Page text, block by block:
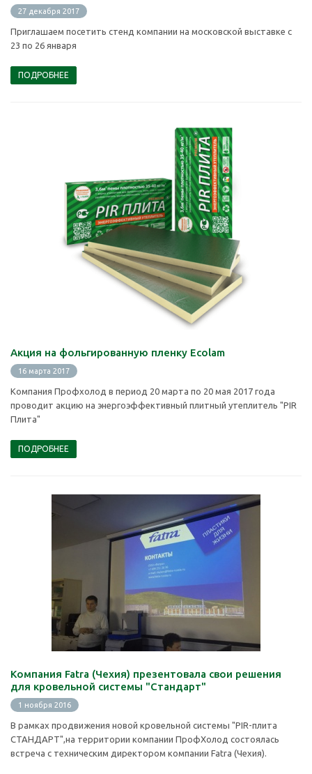
27 декабря 2017
Приглашаем посетить стенд компании на московской выставке с
23 по 26 января
ПОДРОБНЕЕ
Акция на фольгированную пленку Ecolam
16 марта 2017
Компания Профхолод в период 20 марта по 20 мая 2017 года
проводит акцию на энергоэффективный плитный утеплитель "PIR
Плита"
ПОДРОБНЕЕ
Компания Fatra (Чехия) презентовала свои решения
для кровельной системы "Стандарт"
1 ноября 2016
В рамках продвижения новой кровельной системы "PIR-плита
СТАНДАРТ",на территории компании ПрофХолод состоялась
встреча с техническим директором компании Fatra (Чехия).